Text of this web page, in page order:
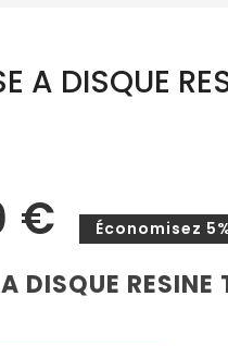
A DISQUE
€
Économisez
DISQUE